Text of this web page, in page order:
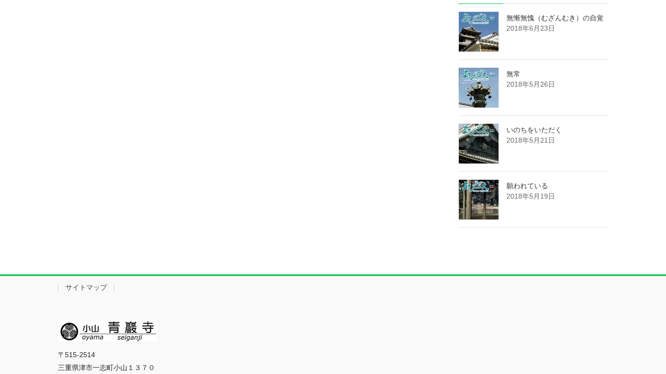
無慚無愧（むざんむき）の自覚
2018年6月23日
無常
2018年5月26日
いのちをいただく
2018年5月21日
願われている
2018年5月19日
サイトマップ
〒515-2514
三重県津市一志町小山１３７０